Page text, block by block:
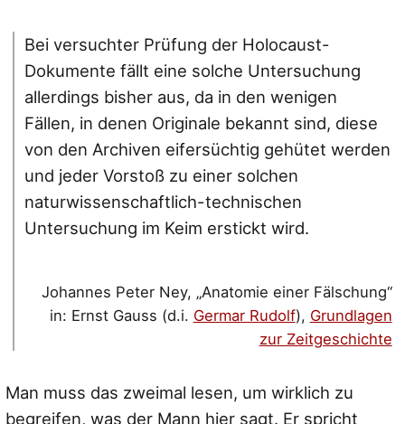
Bei versuchter Prüfung der Holocaust-
Dokumente fällt eine solche Untersuchung
allerdings bisher aus, da in den wenigen
Fällen, in denen Originale bekannt sind, diese
von den Archiven eifersüchtig gehütet werden
und jeder Vorstoß zu einer solchen
naturwissenschaftlich-technischen
Untersuchung im Keim erstickt wird.
Johannes Peter Ney, „Anatomie einer Fälschung“
in: Ernst Gauss (d.i. Germar Rudolf), Grundlagen
zur Zeitgeschichte
Man muss das zweimal lesen, um wirklich zu
begreifen, was der Mann hier sagt. Er spricht